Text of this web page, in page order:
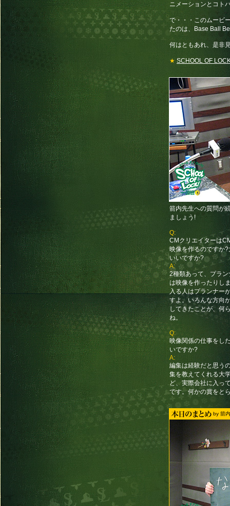
ニメーションとコト
で・・・このムービ
たのは、Base Ball
何はともあれ、是非
★ SCHOOL OF
箭内先生への質問が
ましょう!
Q:
CMクリエイターは
映像を作るのですか
いいですか?
A:
2種類あって、プラ
は映像を作ったりし
入る人はプランナー
すよ。いろんな方向
してきたことが、何
ね。
Q:
映像関係の仕事をし
いですか?
A:
編集は経験だと思う
集を教えてくれる大
ど、実際会社に入っ
です。何かの賞をと
by 箭